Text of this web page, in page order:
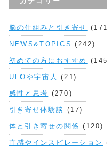
脳の仕組みと引き寄せ
NEWS&TOPICS (242)
初めての方におすすめ
UFOや宇宙人 (21)
感性と思考 (270)
引き寄せ体験談 (17)
体と引き寄せの関係 (120)
直感やインスピレーション